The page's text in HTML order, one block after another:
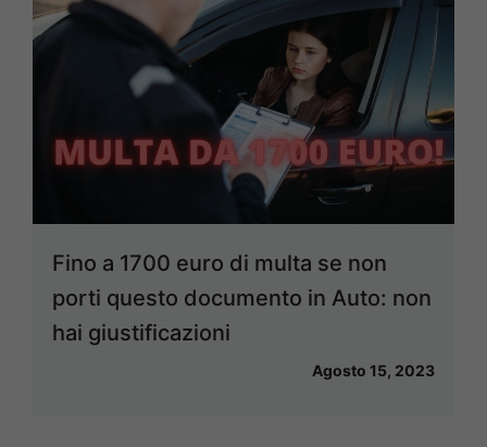
Fino a 1700 euro di multa se non
porti questo documento in Auto: non
hai giustificazioni
Agosto 15, 2023